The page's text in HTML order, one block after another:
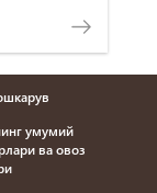
умумий
ва овоз